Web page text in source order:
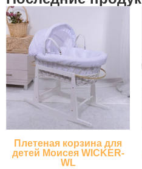
Плетеная корзина для
детей Моисея WICKER-
WL